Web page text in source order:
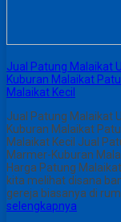
Jual Patung Malaikat
Kuburan Malaikat
Malaikat Kecil
Jual Patung Malaikat
Kuburan Malaikat
Malaikat Kecil Jual
Marmer-Kuburan
Harga Patung
kita melihat disana
gereja biasanya di
selengkapnya